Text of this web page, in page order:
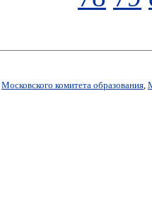
Московского комитета образования,